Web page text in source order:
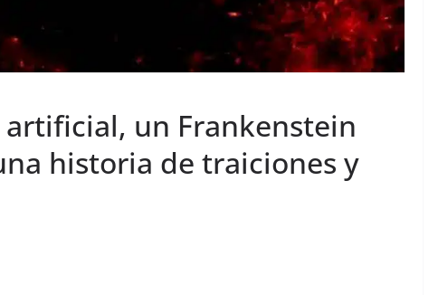
un Frankenstein
historia de traiciones y